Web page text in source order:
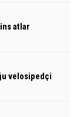
atlar
velosipedçi